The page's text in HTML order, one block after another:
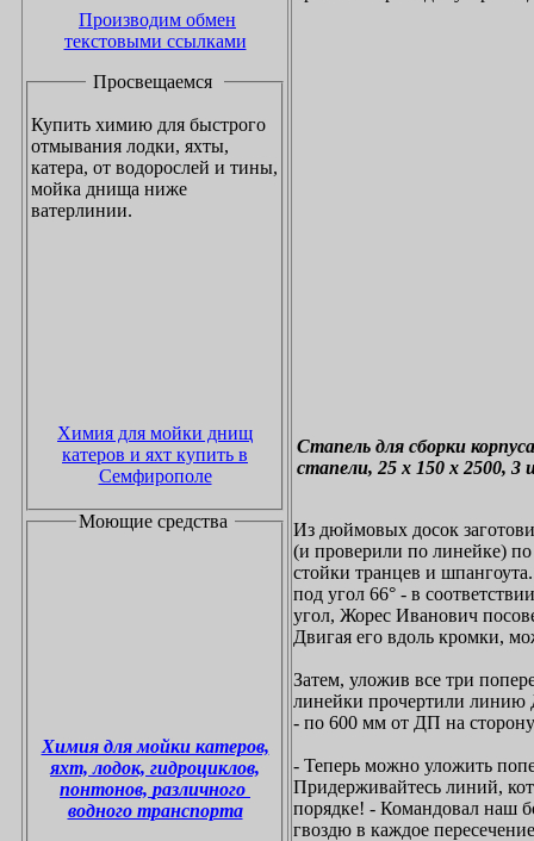
Производим обмен
текстовыми ссылками
Просвещаемся
Купить химию для быстрого
отмывания лодки, яхты,
катера, от водорослей и тины,
мойка днища ниже
ватерлинии.
Химия для мойки днищ
катеров и яхт купить в
Семфирополе
Моющие средства
Химия для мойки катеров,
яхт, лодок, гидроциклов,
понтонов, различного
водного транспорта
Стапель для сборки
стапели, 25 х 150 х 2500, 3
Из дюймовых досок
(и проверили по линейке)
стойки транцев и
под угол 66° - в
угол, Жорес Иванович
Двигая его вдоль кромки,
Затем, уложив все три
линейки прочертили
- по 600 мм от ДП на
- Теперь можно уложить
Придерживайтесь линий,
порядке! - Командовал наш
гвоздю в каждое